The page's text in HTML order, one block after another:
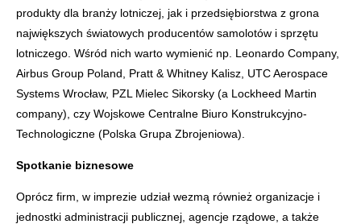
produkty dla branży lotniczej, jak i przedsiębiorstwa z grona
największych światowych producentów samolotów i sprzętu
lotniczego. Wśród nich warto wymienić np. Leonardo Company,
Airbus Group Poland, Pratt & Whitney Kalisz, UTC Aerospace
Systems Wrocław, PZL Mielec Sikorsky (a Lockheed Martin
company), czy Wojskowe Centralne Biuro Konstrukcyjno-
Technologiczne (Polska Grupa Zbrojeniowa).
Spotkanie biznesowe
Oprócz firm, w imprezie udział wezmą również organizacje i
jednostki administracji publicznej, agencje rządowe, a także